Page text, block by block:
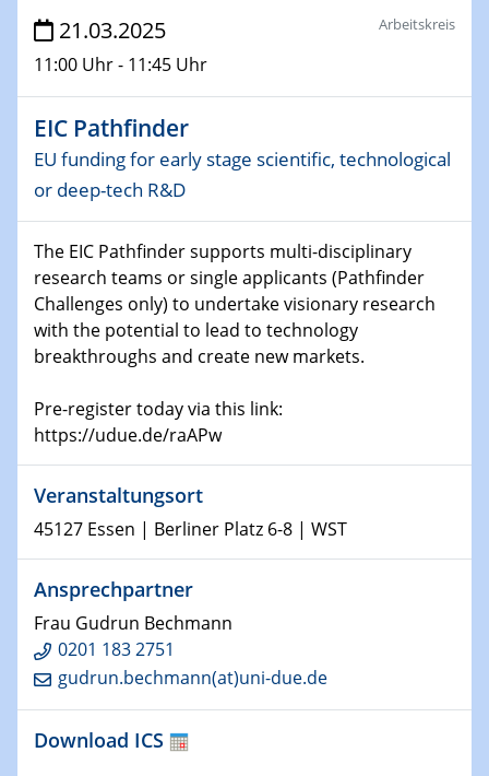
Veranstaltungen
30.11.-0001 - 06.02.2025
SFB/TRR 247 Seminar
08.01.2025
Physikalisches Kolloquium
Shaping the future: The role of metrology in a changing
world
14.01.2025
SFB 1242 Kolloquium
15.01.2025
Comets – Why Should We Study Them?
GDCh Kolloquium
22.01.2025
Physikalisches Kolloquium
Make it and break it: Contact and Cracks at soft
22.01.2025
HyMission Short Talks
29.01.2025
21.03.2025
11:00 Uhr - 11:45 Uhr
Arbeitskreis
EIC Pathfinder
EU funding for early stage scientific, technological
or deep-tech R&D
The EIC Pathfinder supports multi-disciplinary
research teams or single applicants (Pathfinder
Challenges only) to undertake visionary research
with the potential to lead to technology
breakthroughs and create new markets.
Pre-register today via this link:
https://udue.de/raAPw
Veranstaltungsort
45127 Essen | Berliner Platz 6-8 | WST
Ansprechpartner
Frau Gudrun Bechmann
0201 183 2751
gudrun.bechmann(at)uni-due.de
Download ICS